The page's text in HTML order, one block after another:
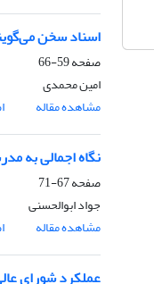
اسناد سخن
صفحه59-66
امین محمدی
مشاهده مقاله
نگاه اجمالی به
صفحه67-71
جواد ابوالحسنی
مشاهده مقاله
عملکرد شورای